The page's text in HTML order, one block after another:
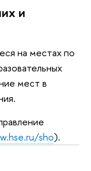
и
на местах по
мест в
sho).